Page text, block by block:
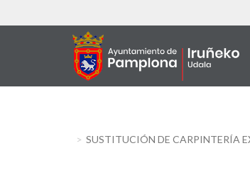
to
SUSTITUCIÓN DE CARPINTERÍA